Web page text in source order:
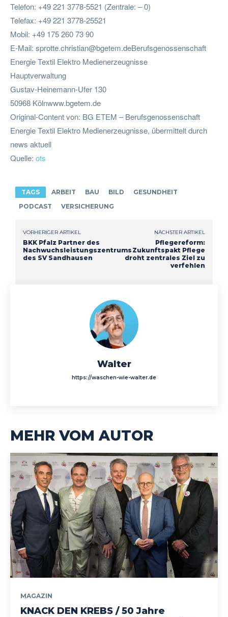
Telefon: +49 221 3778-5521 (Zentrale: – 0)
Telefax: +49 221 3778-25521
Mobil: +49 175 260 73 90
E-Mail: sprotte.christian@bgetem.deBerufsgenossenschaft
Energie Textil Elektro Medienerzeugnisse
Hauptverwaltung
Gustav-Heinemann-Ufer 130
50968 Kölnwww.bgetem.de
Original-Content von: BG ETEM – Berufsgenossenschaft
Energie Textil Elektro Medienerzeugnisse, übermittelt durch
news aktuell
Quelle: ots
TAGS ARBEIT BAU BILD
GESUNDHEIT
PODCAST
VERSICHERUNG
VORHERIGER ARTIKEL
BKK Pfalz Partner des
Nachwuchsleistungszentrums
des SV Sandhausen
NÄCHSTER ARTIKEL
Pflegereform:
Zukunftspakt Pflege
droht zentrales Ziel zu
verfehlen
Walter
https://waschen-wie-walter.de
MEHR VOM AUTOR
MAGAZIN
KNACK DEN KREBS / 50 Jahre